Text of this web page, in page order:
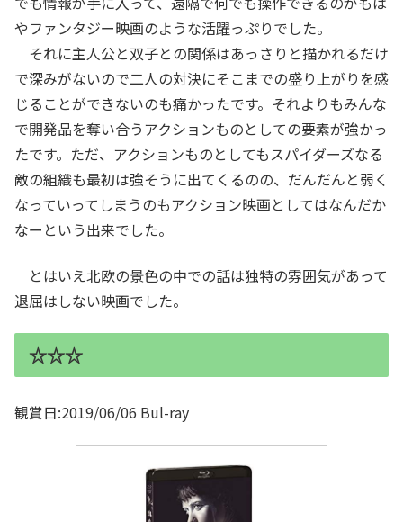
やファンタジー映画のような活躍っぷりでした。
それに主人公と双子との関係はあっさりと描かれるだけ
で深みがないので二人の対決にそこまでの盛り上がりを感
じることができないのも痛かったです。それよりもみんな
で開発品を奪い合うアクションものとしての要素が強かっ
たです。ただ、アクションものとしてもスパイダーズなる
敵の組織も最初は強そうに出てくるのの、だんだんと弱く
なっていってしまうのもアクション映画としてはなんだか
なーという出来でした。
とはいえ北欧の景色の中での話は独特の雰囲気があって
退屈はしない映画でした。
☆☆☆
観賞日:2019/06/06 Bul-ray